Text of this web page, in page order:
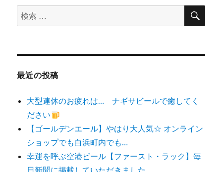
検
索
象:
検
最近の投稿
大型連休のお疲れは… ナギサビールで癒してく
ださい
【ゴールデンエール】やはり大人気☆ オンライン
ショップでも白浜町内でも…
幸運を呼ぶ空港ビール【ファースト・ラック】毎